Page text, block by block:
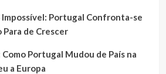
Impossível: Portugal Confronta-se
Para de Crescer
Portugal Mudou de País na
a Europa